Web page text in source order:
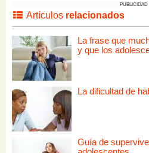
PUBLICIDAD
Artículos relacionados
La frase que
y que los
La dificultad de
Guía de